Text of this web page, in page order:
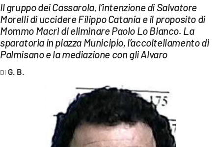
LAC NETWORK
LAC ONAIR
LaC
LACONAIR.IT
Il gruppo dei Cassarola, l’intenzione di Salvatore
Morelli di uccidere Filippo Catania e il proposito di
Mommo Macrì di eliminare Paolo Lo Bianco. La
sparatoria in piazza Municipio, l’accoltellamento di
Palmisano e la mediazione con gli Alvaro
G. B.